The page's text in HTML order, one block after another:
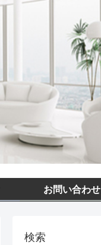
お問い合わせ
検索